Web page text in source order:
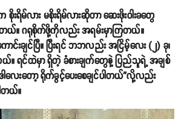
မ်လား မစိုးရိမ်လားဆိုတာ ဆေးဖိုးဝါးခတွေ
ယ်။ ဂရုစိုက်ဖို့ကိုလည်း အရမ်းမှာကြတယ်။
ာင်းချင်ပြီ။ ပြီးရင် ဘဘလည်း အငြိမ့်လေး (၂) ခု၊
ရင်ထဲမှာ ရှိတဲ့ ခံစားချက်တွေနဲ့ ပြည်သူရဲ့ အချစ်
လေးတော့ ရိုက်ခွင့်ပေးစေချင်ပါတယ်”လို့လည်း
တယ်။